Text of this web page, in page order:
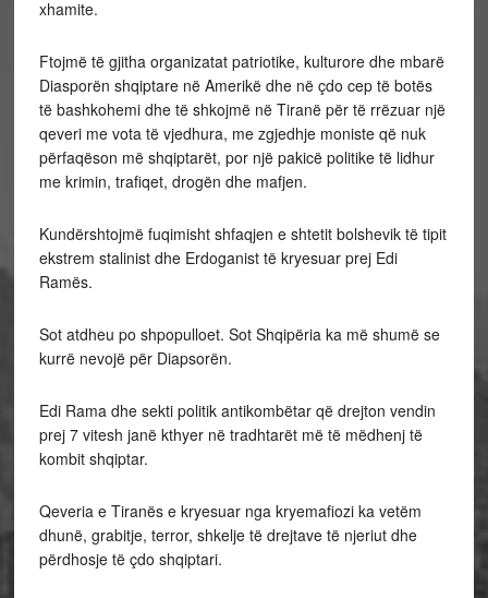
xhamite.
Ftojmë të gjitha organizatat patriotike, kulturore dhe mbarë
Diasporën shqiptare në Amerikë dhe në çdo cep të botës
të bashkohemi dhe të shkojmë në Tiranë për të rrëzuar një
qeveri me vota të vjedhura, me zgjedhje moniste që nuk
përfaqëson më shqiptarët, por një pakicë politike të lidhur
me krimin, trafiqet, drogën dhe mafjen.
Kundërshtojmë fuqimisht shfaqjen e shtetit bolshevik të tipit
ekstrem stalinist dhe Erdoganist të kryesuar prej Edi
Ramës.
Sot atdheu po shpopulloet. Sot Shqipëria ka më shumë se
kurrë nevojë për Diapsorën.
Edi Rama dhe sekti politik antikombëtar që drejton vendin
prej 7 vitesh janë kthyer në tradhtarët më të mëdhenj të
kombit shqiptar.
Qeveria e Tiranës e kryesuar nga kryemafiozi ka vetëm
dhunë, grabitje, terror, shkelje të drejtave të njeriut dhe
përdhosje të çdo shqiptari.